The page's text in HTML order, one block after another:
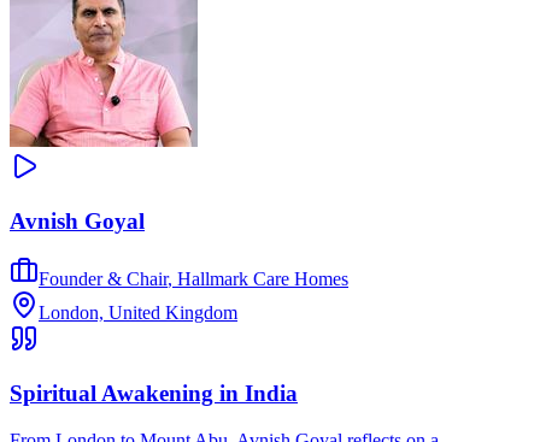
Avnish Goyal
Founder & Chair, Hallmark Care Homes
London, United Kingdom
Spiritual Awakening in India